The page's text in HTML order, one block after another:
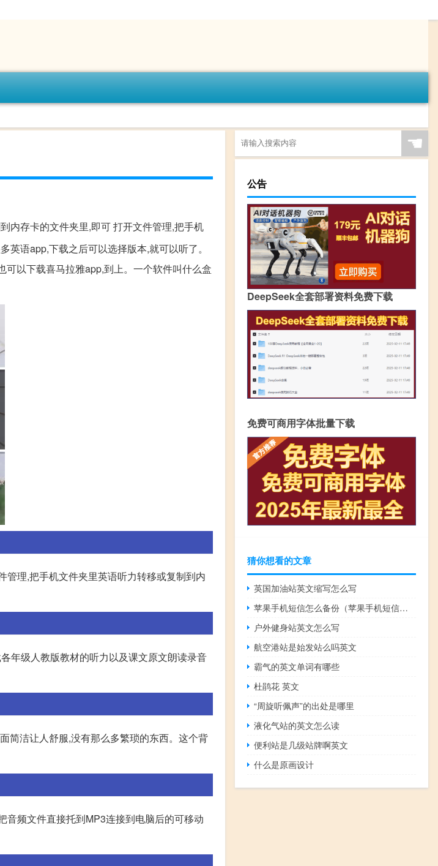
内存卡的文件夹里,即可 打开文件管理,把手机
语app,下载之后可以选择版本,就可以听了。
以下载喜马拉雅app,到上。一个软件叫什么盒
理,把手机文件夹里英语听力转移或复制到内
年级人教版教材的听力以及课文原文朗读录音
简洁让人舒服,没有那么多繁琐的东西。这个背
音频文件直接托到MP3连接到电脑后的可移动
☚
公告
DeepSeek全套部署资料免费下载
免费可商用字体批量下载
猜你想看的文章
英国加油站英文缩写怎么写
苹果手机短信怎么备份（苹果手机短信怎么备份）
户外健身站英文怎么写
航空港站是始发站么吗英文
霸气的英文单词有哪些
杜鹃花 英文
“周旋听佩声”的出处是哪里
液化气站的英文怎么读
便利站是几级站牌啊英文
什么是原画设计